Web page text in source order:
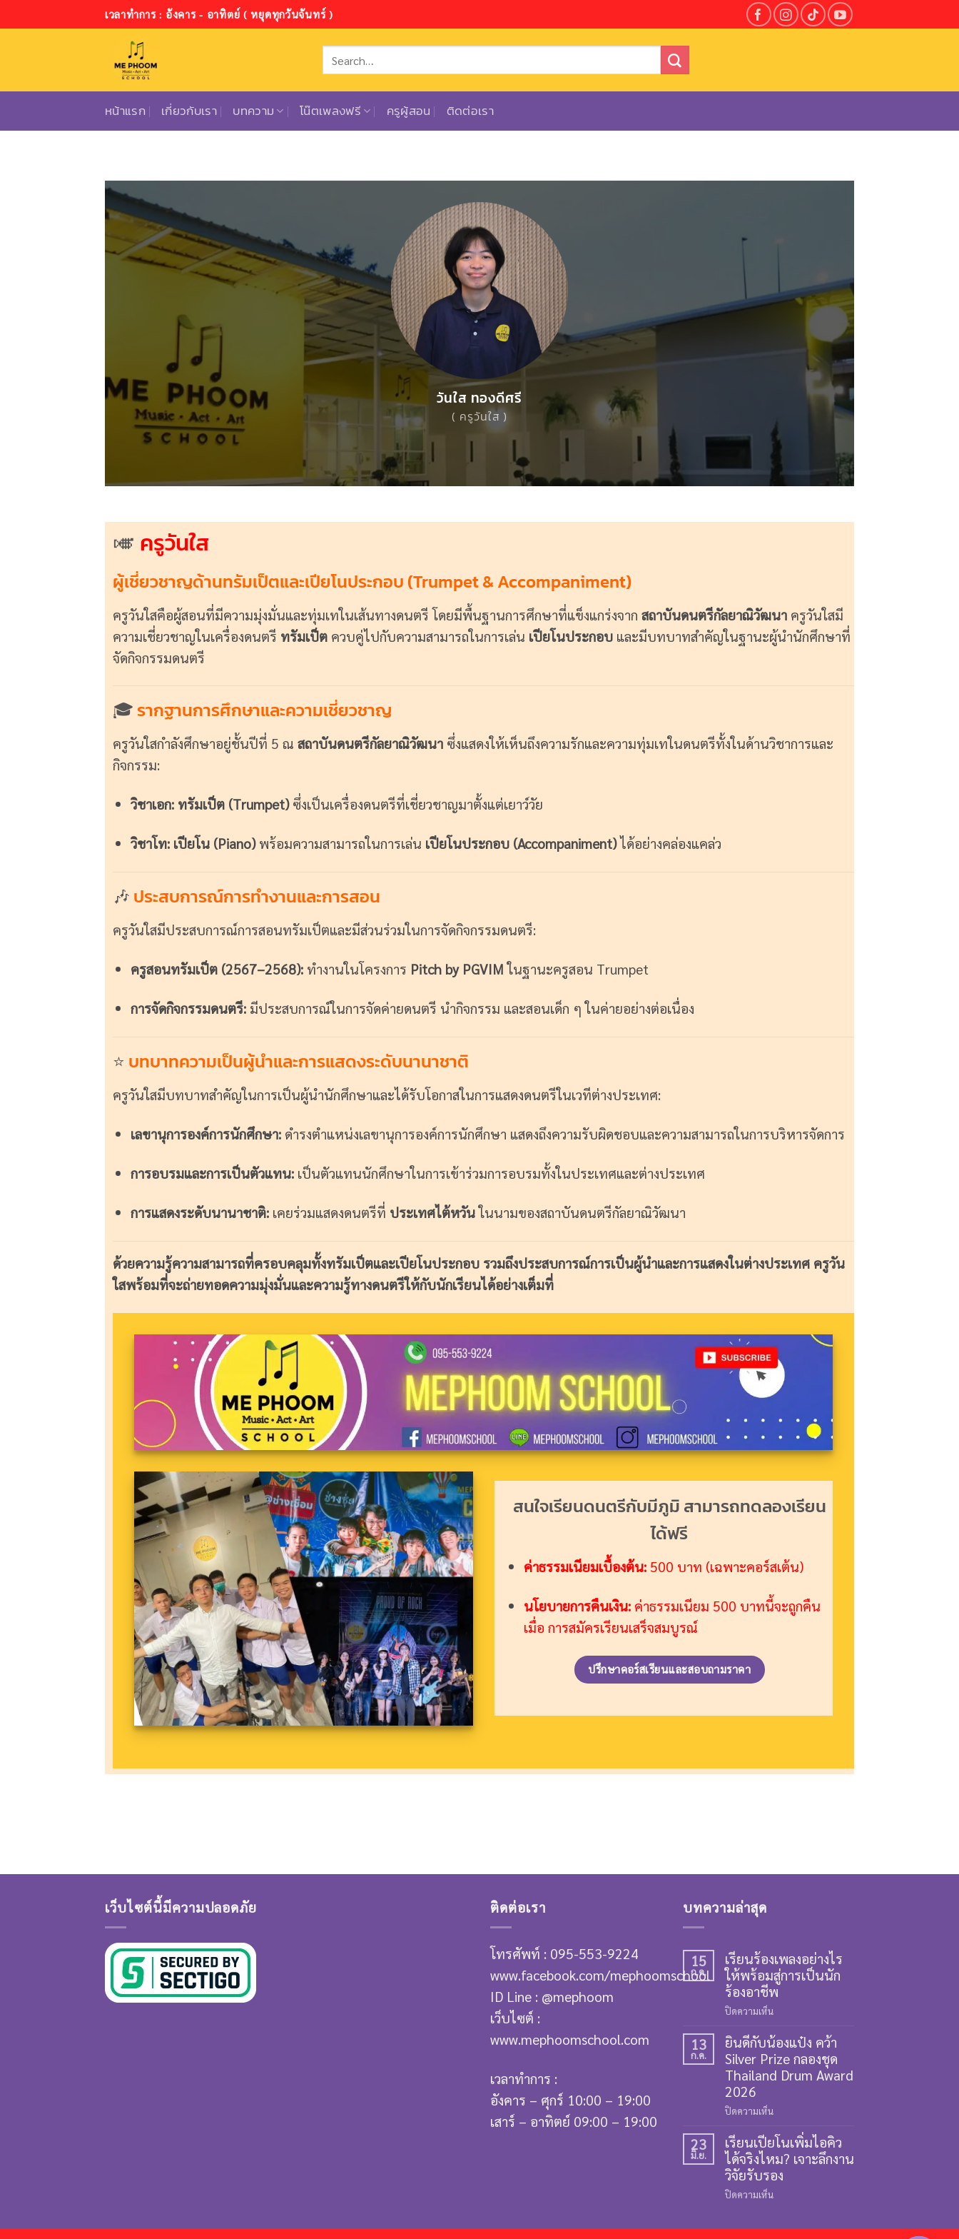
ไป
เวลาทำการ : อังคาร - อาทิตย์ ( หยุดทุกวันจันทร์ )
หน้าแรก เกี่ยวกับเรา บทความ โน๊ตเพลงฟรี ครูผู้สอน ติดต่อเรา
วันใส ทองดีศรี
( ครูวันใส )
🎺 ครูวันใส
ผู้เชี่ยวชาญด้านทรัมเป็ตและเปียโนประกอบ (Trumpet & Accompaniment)
ครูวันใสคือผู้สอนที่มีความมุ่งมั่นและทุ่มเทในเส้นทางดนตรี โดยมีพื้นฐานการศึกษาที่แข็งแกร่งจาก สถาบันดนตรีกัลยาณิวัฒนา ครูวันใสมี
ความเชี่ยวชาญในเครื่องดนตรี ทรัมเป็ต ควบคู่ไปกับความสามารถในการเล่น เปียโนประกอบ และมีบทบาทสำคัญในฐานะผู้นำนักศึกษาที่
จัดกิจกรรมดนตรี
🎓 รากฐานการศึกษาและความเชี่ยวชาญ
ครูวันใสกำลังศึกษาอยู่ชั้นปีที่ 5 ณ สถาบันดนตรีกัลยาณิวัฒนา ซึ่งแสดงให้เห็นถึงความรักและความทุ่มเทในดนตรีทั้งในด้านวิชาการและ
กิจกรรม:
วิชาเอก: ทรัมเป็ต (Trumpet)ซึ่งเป็นเครื่องดนตรีที่เชี่ยวชาญมาตั้งแต่เยาว์วัย
วิชาโท: เปียโน (Piano)พร้อมความสามารถในการเล่น เปียโนประกอบ (Accompaniment)ได้อย่างคล่องแคล่ว
🎶 ประสบการณ์การทำงานและการสอน
ครูวันใสมีประสบการณ์การสอนทรัมเป็ตและมีส่วนร่วมในการจัดกิจกรรมดนตรี:
ครูสอนทรัมเป็ต (2567–2568):ทำงานในโครงการ Pitch by PGVIM ในฐานะครูสอน Trumpet
การจัดกิจกรรมดนตรี:มีประสบการณ์ในการจัดค่ายดนตรี นำกิจกรรม และสอนเด็ก ๆ ในค่ายอย่างต่อเนื่อง
⭐ บทบาทความเป็นผู้นำและการแสดงระดับนานาชาติ
ครูวันใสมีบทบาทสำคัญในการเป็นผู้นำนักศึกษาและได้รับโอกาสในการแสดงดนตรีในเวทีต่างประเทศ:
เลขานุการองค์การนักศึกษา:ดำรงตำแหน่งเลขานุการองค์การนักศึกษา แสดงถึงความรับผิดชอบและความสามารถในการบริหารจัดการ
การอบรมและการเป็นตัวแทน:เป็นตัวแทนนักศึกษาในการเข้าร่วมการอบรมทั้งในประเทศและต่างประเทศ
การแสดงระดับนานาชาติ:เคยร่วมแสดงดนตรีที่ ประเทศไต้หวันในนามของสถาบันดนตรีกัลยาณิวัฒนา
ด้วยความรู้ความสามารถที่ครอบคลุมทั้งทรัมเป็ตและเปียโนประกอบ รวมถึงประสบการณ์การเป็นผู้นำและการแสดงในต่างประเทศ ครูวัน
ใสพร้อมที่จะถ่ายทอดความมุ่งมั่นและความรู้ทางดนตรีให้กับนักเรียนได้อย่างเต็มที่
สนใจเรียนดนตรีกับมีภูมิ สามารถทดลองเรียน
ได้ฟรี
ค่าธรรมเนียมเบื้องต้น: 500 บาท (เฉพาะคอร์สเต้น)
นโยบายการคืนเงิน: ค่าธรรมเนียม 500 บาทนี้จะถูกคืน
เมื่อ การสมัครเรียนเสร็จสมบูรณ์
ปรึกษาคอร์สเรียนและสอบถามราคา
เว็บไซต์นี้มีความปลอดภัย ติดต่อเรา
โทรศัพท์ : 095-553-9224
www.facebook.com/mephoomschool
ID Line : @mephoom
เว็บไซต์ :
www.mephoomschool.com
เวลาทำการ :
อังคาร – ศุกร์ 10:00 – 19:00
เสาร์ – อาทิตย์ 09:00 – 19:00
บทความล่าสุด
15
ก.ค.
เรียนร้องเพลงอย่างไร
ให้พร้อมสู่การเป็นนัก
ร้องอาชีพ
ปิดความเห็น
ร้อง
เพลง
อย่างไร
สู่
เป็น
นัก
ร้อง
13
ก.ค.
ยินดีกับน้องแป๋ง คว้า
Silver Prize กลองชุด
Thailand Drum Award
2026
ปิดความเห็น
กับ
น้อง
แป๋ง
Silver
กลอง
23
มิ.ย.
เรียนเปียโนเพิ่มไอคิว
ได้จริงไหม? เจาะลึกงาน
วิจัยรับรอง
ปิดความเห็น